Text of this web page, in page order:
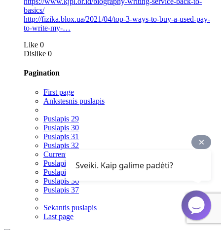
basics/
http://fizika.blox.ua/2021/04/top-3-ways-to-buy-a-used-pay-
to-write-my-…
Like 0
Dislike 0
Pagination
First page
Ankstesnis puslapis
Puslapis 29
Puslapis 30
Puslapis 31
Puslapis 32
Current page
Puslapis
34
Puslapis
Puslapis 36
Puslapis 37
Sekantis puslapis
Last page
Sveiki. Kaip galime padėti?